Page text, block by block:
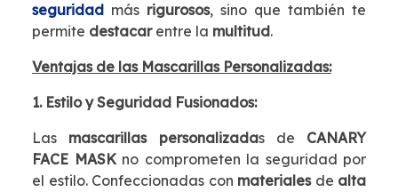
seguridad más rigurosos, sino que también te
permite destacar entre la multitud.
Ventajas de las Mascarillas Personalizadas:
1. Estilo y Seguridad Fusionados:
Las mascarillas personalizadas de CANARY
FACE MASKno comprometen la seguridad por
el estilo. Confeccionadas con materiales de alta